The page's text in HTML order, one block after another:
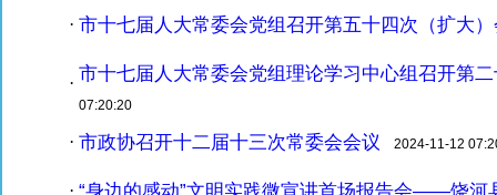
· 市十七届人大常委会党组召开第五十四次（扩大
· 市十七届人大常委会党组理论学习中心组召开第
07:20:20
· 市政协召开十二届十三次常委会会议 2024-11-12
· “身边的感动”文明实践微宣讲首场报告会——饶河